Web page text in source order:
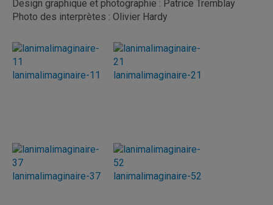
Design graphique et photographie : Patrice Tremblay
Photo des interprètes : Olivier Hardy
lanimalimaginaire-11 lanimalimaginaire-21
lanimalimaginaire-37 lanimalimaginaire-52